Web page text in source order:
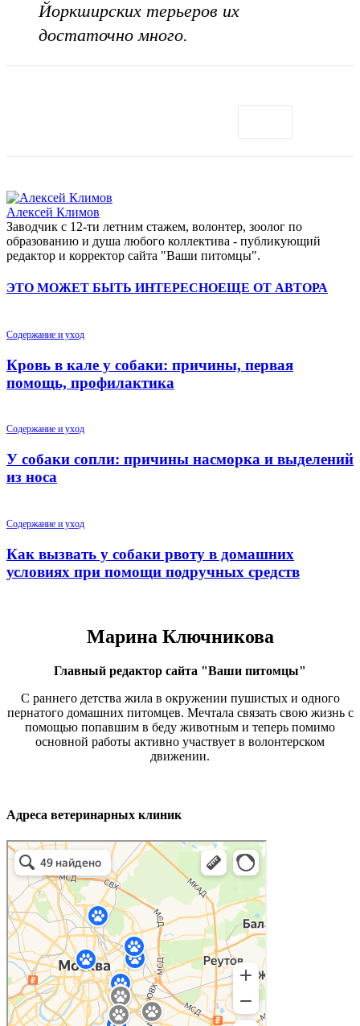
Йоркширских терьеров их
достаточно много.
Алексей Климов
Заводчик c 12-ти летним стажем, волонтер, зоолог по
образованию и душа любого коллектива - публикующий
редактор и корректор сайта "Ваши питомцы".
ЭТО МОЖЕТ БЫТЬ ИНТЕРЕСНОЕЩЕ ОТ АВТОРА
Содержание и уход
Кровь в кале у собаки: причины, первая
помощь, профилактика
Содержание и уход
У собаки сопли: причины насморка и выделений
из носа
Содержание и уход
Как вызвать у собаки рвоту в домашних
условиях при помощи подручных средств
Марина Ключникова
Главный редактор сайта "Ваши питомцы"
С раннего детства жила в окружении пушистых и одного
пернатого домашних питомцев. Мечтала связать свою жизнь с
помощью попавшим в беду животным и теперь помимо
основной работы активно участвует в волонтерском
движении.
Адреса ветеринарных клиник